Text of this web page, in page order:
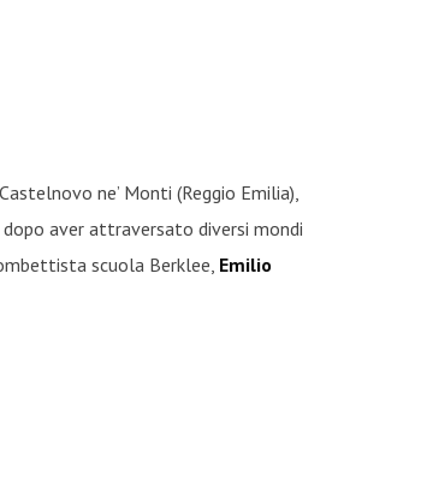
ne’ Monti (Reggio Emilia),
aver attraversato diversi mondi
scuola Berklee, Emilio